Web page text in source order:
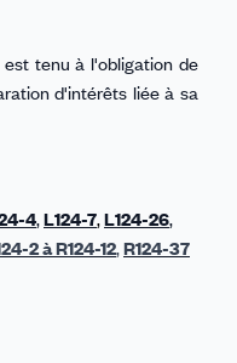
tenu à l'obligation de
d'intérêts liée à sa
4,L124-7,L124-26,
2 à R124-12,R124-37